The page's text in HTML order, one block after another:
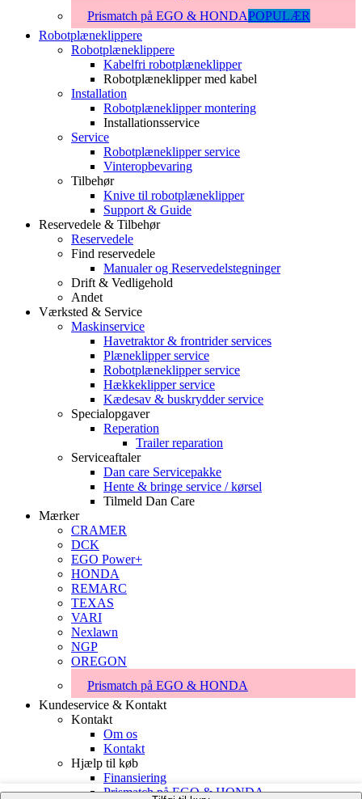
Prismatch på EGO & HONDAPOPULÆR
Robotplæneklippere
Robotplæneklippere
Kabelfri robotplæneklipper
Robotplæneklipper med kabel
Installation
Robotplæneklipper montering
Installationsservice
Service
Robotplæneklipper service
Vinteropbevaring
Tilbehør
Knive til robotplæneklipper
Support & Guide
Reservedele & Tilbehør
Reservedele
Find reservedele
Manualer og Reservedelstegninger
Drift & Vedligehold
Andet
Værksted & Service
Maskinservice
Havetraktor & frontrider services
Plæneklipper service
Robotplæneklipper service
Hækkeklipper service
Kædesav & buskrydder service
Specialopgaver
Reperation
Trailer reparation
Serviceaftaler
Dan care Servicepakke
Hente & bringe service / kørsel
Tilmeld Dan Care
Mærker
CRAMER
DCK
EGO Power+
HONDA
REMARC
TEXAS
VARI
Nexlawn
NGP
OREGON
Prismatch på EGO & HONDA
Kundeservice & Kontakt
Kontakt
Om os
Kontakt
Hjælp til køb
Finansiering
Prismatch på EGO & HONDA